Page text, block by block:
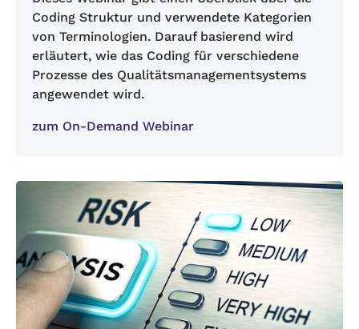
Coding Struktur und verwendete Kategorien
von Terminologien. Darauf basierend wird
erläutert, wie das Coding für verschiedene
Prozesse des Qualitätsmanagementsystems
angewendet wird.
zum On-Demand Webinar